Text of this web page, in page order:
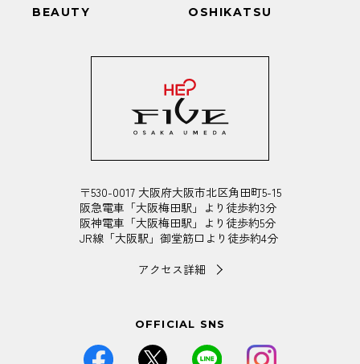
BEAUTY OSHIKATSU
〒530-0017 大阪府大阪市北区角田町5-15
阪急電車「大阪梅田駅」より徒歩約3分
阪神電車「大阪梅田駅」より徒歩約5分
JR線「大阪駅」御堂筋口より徒歩約4分
アクセス詳細
OFFICIAL SNS